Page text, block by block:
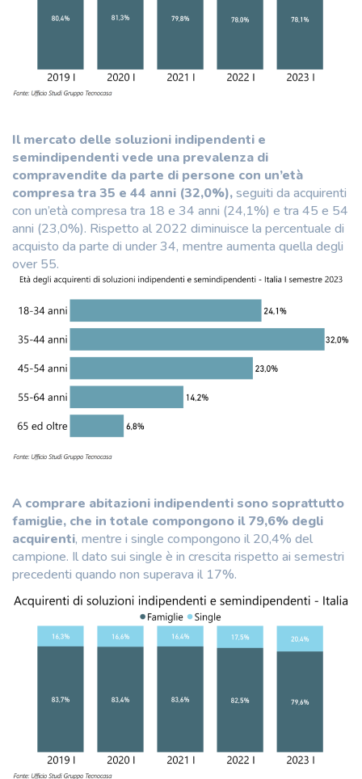
Il mercato delle soluzioni indipendenti e
semindipendenti vede una prevalenza di
compravendite da parte di persone con un’età
compresa tra 35 e 44 anni (32,0%),seguiti da acquirenti
con un’età compresa tra 18 e 34 anni (24,1%) e tra 45 e 54
anni (23,0%). Rispetto al 2022 diminuisce la percentuale di
acquisto da parte di under 34, mentre aumenta quella degli
over 55.
A comprare abitazioni indipendenti sono soprattutto
famiglie, che in totale compongono il 79,6% degli
acquirenti, mentre i single compongono il 20,4% del
campione. Il dato sui single è in crescita rispetto ai semestri
precedenti quando non superava il 17%.